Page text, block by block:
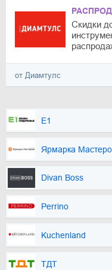
Скидки
от Диамтулс
E1
Ярмарка
Divan Boss
Perrino
Kuchenland
ТДТ